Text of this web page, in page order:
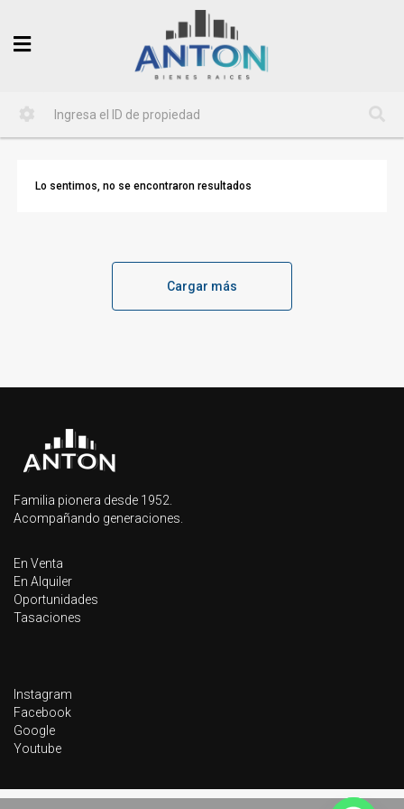
Lo sentimos, no se encontraron resultados
Cargar más
Familia pionera desde 1952.
Acompañando generaciones.
En Venta
En Alquiler
Oportunidades
Tasaciones
Instagram
Facebook
Google
Youtube